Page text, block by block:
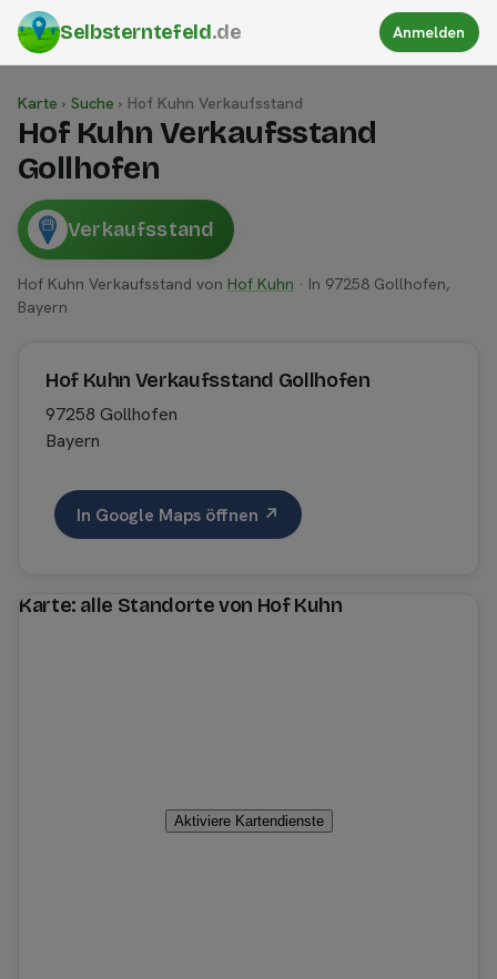
Selbsterntefeld.de Anmelden
Karte › Suche › Hof Kuhn Verkaufsstand
Hof Kuhn Verkaufsstand
Gollhofen
Verkaufsstand
Hof Kuhn Verkaufsstand von Hof Kuhn · In 97258 Gollhofen,
Bayern
Hof Kuhn Verkaufsstand Gollhofen
97258 Gollhofen
Bayern
In Google Maps öffnen ↗
Karte: alle Standorte von Hof Kuhn
Aktiviere Kartendienste